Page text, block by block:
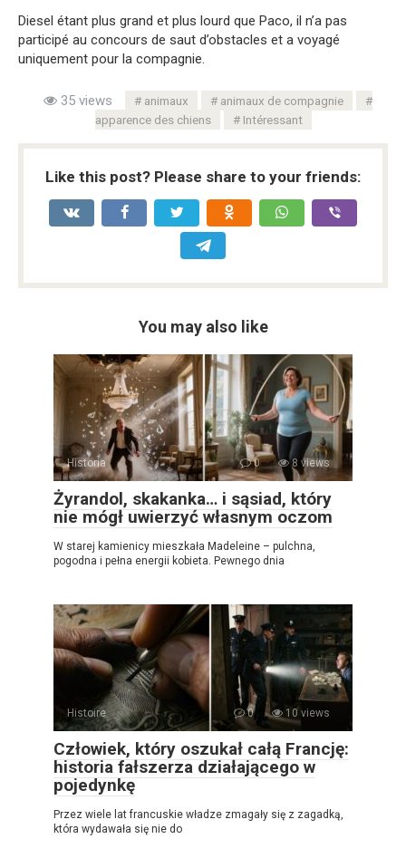
Diesel étant plus grand et plus lourd que Paco, il n’a pas
participé au concours de saut d’obstacles et a voyagé
uniquement pour la compagnie.
35 views animaux
animaux de compagnie
apparence des chiens
Intéressant
Like this post? Please share to your friends:
You may also like
Historia 0 8 views
Żyrandol, skakanka… i sąsiad, który
nie mógł uwierzyć własnym oczom
W starej kamienicy mieszkała Madeleine – pulchna,
pogodna i pełna energii kobieta. Pewnego dnia
Histoire 0 10 views
Człowiek, który oszukał całą Francję:
historia fałszerza działającego w
pojedynkę
Przez wiele lat francuskie władze zmagały się z zagadką,
która wydawała się nie do